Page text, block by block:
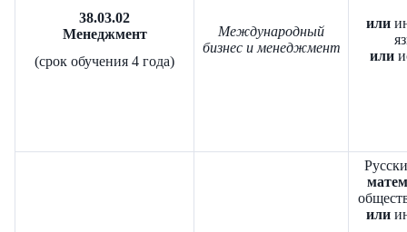
38.03.02
Менеджмент
(срок обучения 4 года)
Международный
бизнес и менеджмент
или
или
Р
или